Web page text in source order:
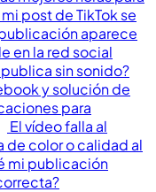
post de TikTok se
aparece
en la red social
sin sonido?
y solución de
para
El vídeo falla al
de color o calidad al
mi publicación